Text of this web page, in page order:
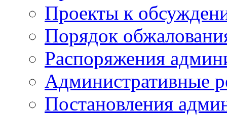
Проекты к
Порядок
Распоряжения
Административные
Постановления